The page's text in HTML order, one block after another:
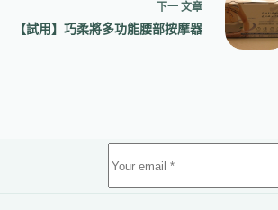
下一 文章
【試用】巧柔將多功能腰部按摩器